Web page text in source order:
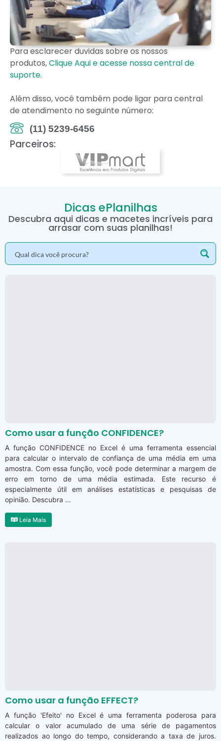
Para esclarecer duvidas sobre os nossos
produtos,Clique Aqui e acesse nossa central de
suporte.
Além disso, você também pode ligar para central
de atendimento no seguinte número:
(11) 5239-6456
Parceiros:
Dicas ePlanilhas
Descubra aqui dicas e macetes incríveis para
arrasar com suas planilhas!
Como usar a função CONFIDENCE?
A função CONFIDENCE no Excel é uma ferramenta essencial
para calcular o intervalo de confiança de uma média em uma
amostra. Com essa função, você pode determinar a margem de
erro em torno de uma média estimada. Este recurso é
especialmente útil em análises estatísticas e pesquisas de
opinião. Descubra ...
Leia Mais
Como usar a função EFFECT?
A função 'Efeito' no Excel é uma ferramenta poderosa para
calcular o valor acumulado de uma série de pagamentos
realizados ao longo do tempo, considerando a taxa de juros.